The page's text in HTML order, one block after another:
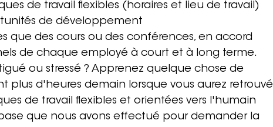
de travail flexibles (horaires et lieu de travail)
de développement
que des cours ou des conférences, en accord
de chaque employé à court et à long terme.
ou stressé ? Apprenez quelque chose de
plus d'heures demain lorsque vous aurez retrouvé
de travail flexibles et orientées vers l'humain
que nous avons effectué pour demander la